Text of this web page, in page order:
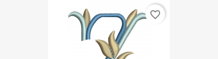
favorite_border